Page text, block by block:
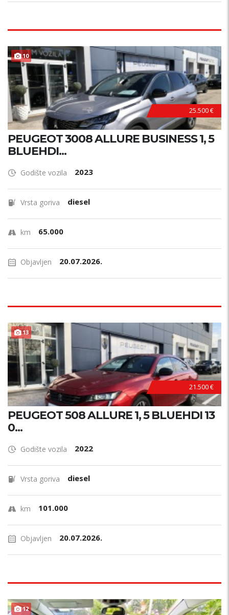
10
25.500 €
PEUGEOT 3008 ALLURE BUSINESS 1, 5
BLUEHDI...
Godište vozila 2023
Vrsta goriva diesel
km 65.000
Objavljen 20.07.2026.
13
21.500 €
PEUGEOT 508 ALLURE 1, 5 BLUEHDI 13
0...
Godište vozila 2022
Vrsta goriva diesel
km 101.000
Objavljen 20.07.2026.
12